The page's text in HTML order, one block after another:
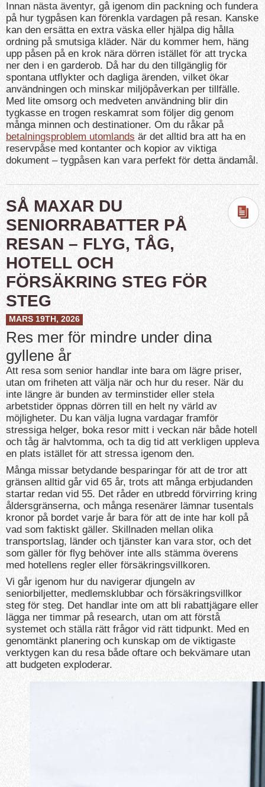
Innan nästa äventyr, gå igenom din packning och fundera
på hur tygpåsen kan förenkla vardagen på resan. Kanske
kan den ersätta en extra väska eller hjälpa dig hålla
ordning på smutsiga kläder. När du kommer hem, häng
upp påsen på en krok nära dörren istället för att trycka
ner den i en garderob. Då har du den tillgänglig för
spontana utflykter och dagliga ärenden, vilket ökar
användningen och minskar miljöpåverkan per tillfälle.
Med lite omsorg och medveten användning blir din
tygkasse en trogen reskamrat som följer dig genom
många minnen och destinationer. Om du råkar på
betalningsproblem utomlands är det alltid bra att ha en
reservpåse med kontanter och kopior av viktiga
dokument – tygpåsen kan vara perfekt för detta ändamål.
SÅ MAXAR DU
SENIORRABATTER PÅ
RESAN – FLYG, TÅG,
HOTELL OCH
FÖRSÄKRING STEG FÖR
STEG
MARS 19TH, 2026
Res mer för mindre under dina
gyllene år
Att resa som senior handlar inte bara om lägre priser,
utan om friheten att välja när och hur du reser. När du
inte längre är bunden av terminstider eller stela
arbetstider öppnas dörren till en helt ny värld av
möjligheter. Du kan välja lugna vardagar framför
stressiga helger, boka resor mitt i veckan när både hotell
och tåg är halvtomma, och ta dig tid att verkligen uppleva
en plats istället för att stressa igenom den.
Många missar betydande besparingar för att de tror att
gränsen alltid går vid 65 år, trots att många erbjudanden
startar redan vid 55. Det råder en utbredd förvirring kring
åldersgränserna, och många resenärer lämnar tusentals
kronor på bordet varje år bara för att de inte har koll på
vad som faktiskt gäller. Skillnaden mellan olika
transportslag, länder och tjänster kan vara stor, och det
som gäller för flyg behöver inte alls stämma överens
med hotellens regler eller försäkringsvillkoren.
Vi går igenom hur du navigerar djungeln av
seniorbiljetter, medlemsklubbar och försäkringsvillkor
steg för steg. Det handlar inte om att bli rabattjägare eller
lägga ner timmar på research, utan om att förstå
systemet och ställa rätt frågor vid rätt tidpunkt. Med en
genomtänkt planering och kunskap om de viktigaste
verktygen kan du resa både oftare och bekvämare utan
att budgeten exploderar.